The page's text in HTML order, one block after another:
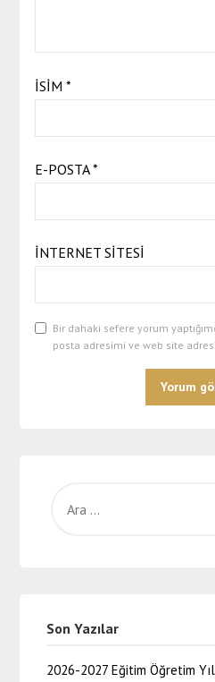
İSIM *
E-POSTA*
İNTERNET SITESI
Bir dahaki sefere yorum
posta adresimi ve web site
Son Yazılar
2026-2027 Eğitim Öğretim